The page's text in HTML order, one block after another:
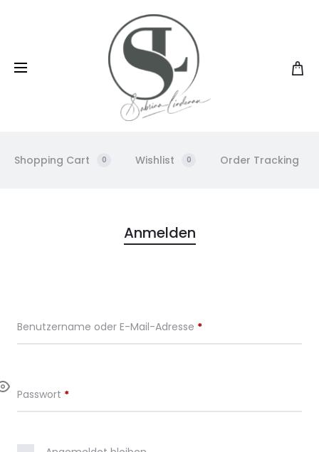
Shopping Cart 0 Wishlist 0 Order Tracking
n
o
Anmelden
Benutzername oder E-Mail-Adresse *
Passwort *